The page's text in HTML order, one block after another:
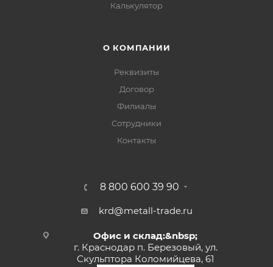
Калькулятор
О КОМПАНИИ
Реквизиты
Договор
Филиалы
Сотрудники
Контакты
8 800 600 39 90
krd@metall-trade.ru
Офис и склад:&nbsp;
г. Краснодар п. Березовый, ул.
Скульптора Коломийцева, 61